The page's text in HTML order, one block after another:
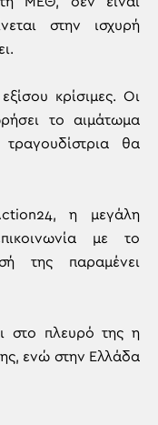
στην ισχυρή
κρίσιμες. Οι
το αιμάτωμα
θα
η μεγάλη
με το
της παραμένει
στο πλευρό της η
ενώ στην Ελλάδα